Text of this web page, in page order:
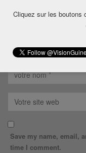
Save my name, email,
time I comment.
Cliquez sur les boutons